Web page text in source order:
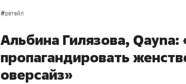
#ретейл
Альбина Гилязова,
пропагандировать
оверсайз»